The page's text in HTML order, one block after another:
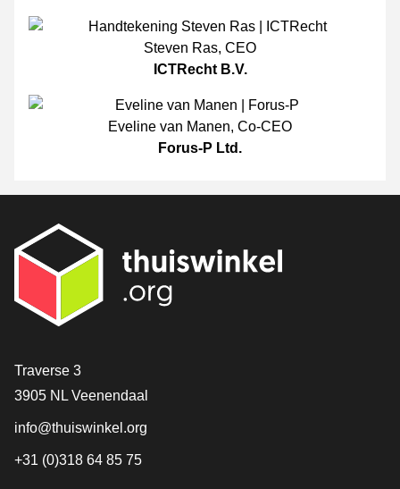
Steven Ras, CEO
ICTRecht B.V.
Eveline van Manen, Co-CEO
Forus-P Ltd.
[_General:Contact]
Traverse 3
3905 NL Veenendaal
info@thuiswinkel.org
+31 (0)318 64 85 75